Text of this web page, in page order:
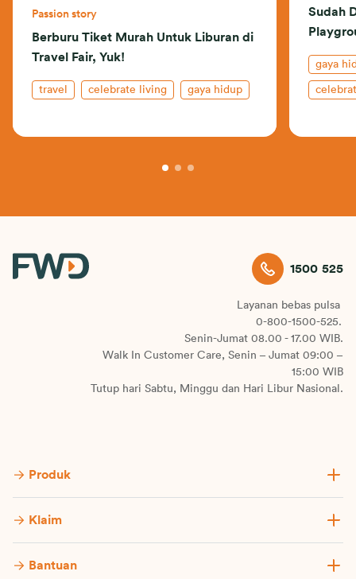
Passion story
Berburu Tiket Murah Untuk Liburan di
Travel Fair, Yuk!
travel celebrate living gaya hidup
Sudah
gaya
1500 525
Layanan bebas pulsa
0-800-1500-525.
Senin-Jumat 08.00 - 17.00 WIB.
Walk In Customer Care, Senin – Jumat 09:00 –
15:00 WIB
Tutup hari Sabtu, Minggu dan Hari Libur Nasional.
Produk
Klaim
Bantuan